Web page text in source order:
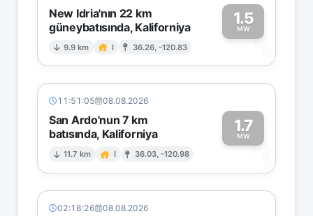
New Idria'nın 22 km
güneybatısında, Kaliforniya
9.9 km I 36.26, -120.83
1.5
MW1
11:51:05 08.08.2026
San Ardo'nun 7 km
batısında, Kaliforniya
11.7 km I 36.03, -120.98
1.7
MW1
02:18:26 08.08.2026